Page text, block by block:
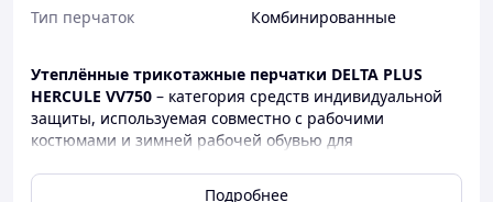
Тип перчаток
Комбинированные
Утеплённые трикотажные перчатки DELTA PLUS
HERCULE VV750 – категория средств индивидуальной
защиты, используемая совместно с рабочими
костюмами и зимней рабочей обувью для
работы в условиях пониженных температур.
Подробнее